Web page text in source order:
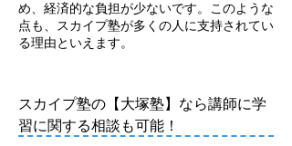
スカイプ塾の【大塚塾】なら講師に学
習に関する相談も可能！
め、経済的な負担が少ないです。このような
点も、スカイプ塾が多くの人に支持されてい
る理由といえます。